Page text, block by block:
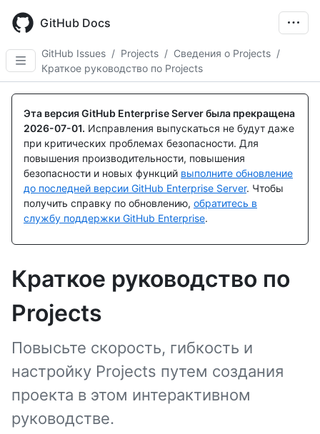
main
content
GitHub Docs
GitHub Issues / Projects / Сведения о Projects /
Краткое руководство по Projects
Эта версия GitHub Enterprise Server была прекращена
2026-07-01. Исправления выпускаться не будут даже
при критических проблемах безопасности. Для
повышения производительности, повышения
безопасности и новых функций выполните обновление
до последней версии GitHub Enterprise Server. Чтобы
получить справку по обновлению, обратитесь в
службу поддержки GitHub Enterprise.
Краткое руководство по
Projects
Повысьте скорость, гибкость и
настройку Projects путем создания
проекта в этом интерактивном
руководстве.